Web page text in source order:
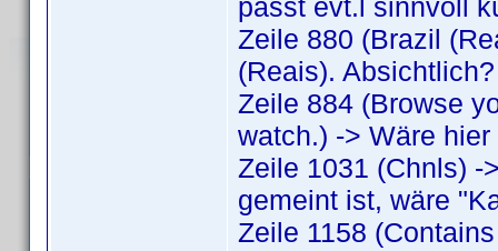
passt evt.l sinnvoll
Zeile 880 (Brazil
(Reais). Absichtlich?
Zeile 884 (Browse
watch.) -> Wäre
Zeile 1031 (Chnls) -
gemeint ist, wäre
Zeile 1158